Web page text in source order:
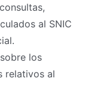
al SNIC
los
relativos al